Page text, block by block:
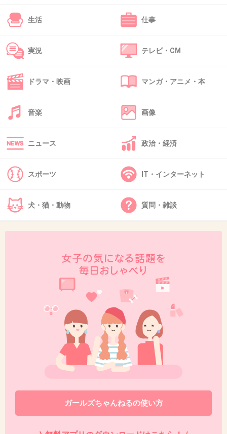
きっと幸せになっているよね
+48
一年後の自分へ
今は残念なぽっこりお腹…
ちゃんとぺったんこのお腹になって、ウエスト
もくびれてますか？
頑張れよ！自分！
+16
39. 匿名
3年後の私へ
少しは英会話できるようになってるかな？
なかなか上達しなくて苦しいかもしれないけど
10年後のあなたは今のあなたが作ってるよ！
諦めないでがんばって！
2014/09/13(土) 20:43:45
12年後の私へ
知ってるだろうけど
12年前の自分は笑ってられない状態だったよ
生活 仕事
実況 テレビ・CM
ドラマ・映画 マンガ・アニメ・本
音楽 画像
ニュース 政治・経済
スポーツ IT・インターネット
犬・猫・動物 質問・雑談
ガールズちゃんねるの使い方